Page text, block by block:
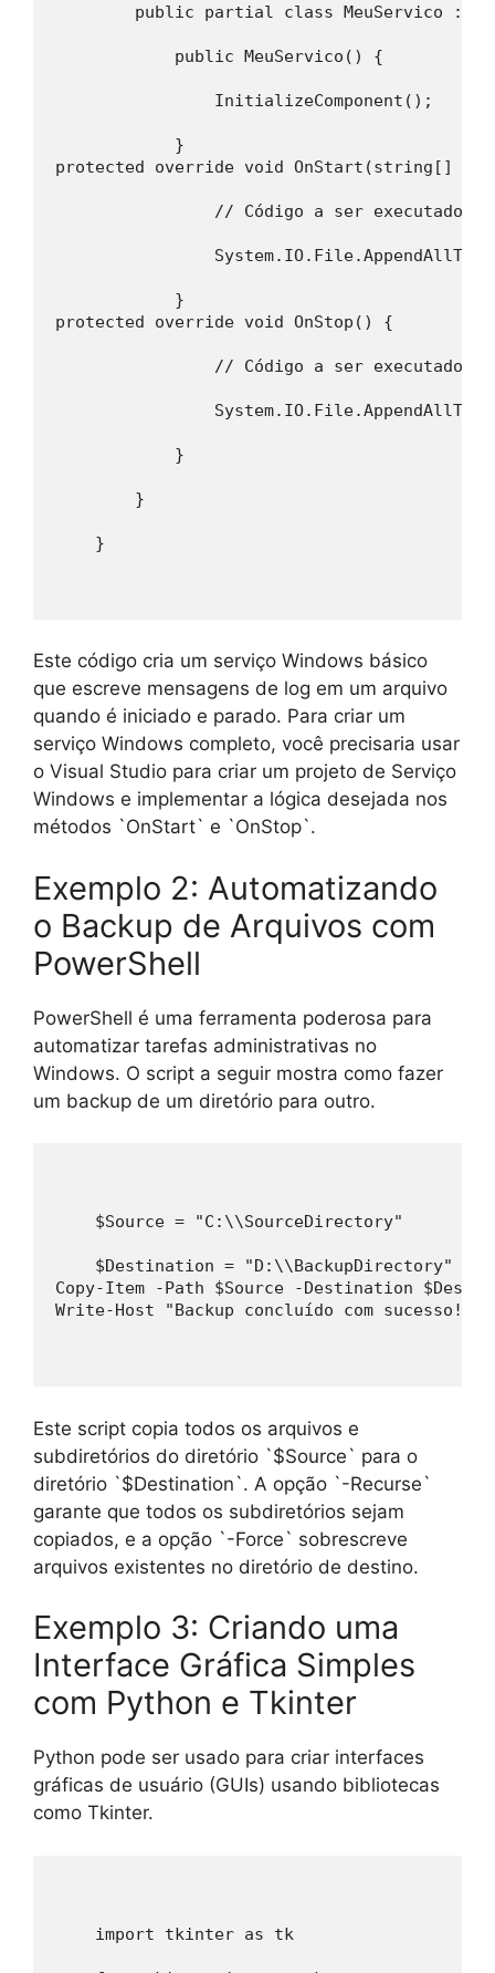
public partial class MeuServico :
            public MeuServico() {
                InitializeComponent();
            }
protected override void OnStart(string[]
// Código a ser executado
            }
protected override void OnStop() {
// Código a ser executado
            }
        }
    }
Este código cria um serviço Windows básico
que escreve mensagens de log em um arquivo
quando é iniciado e parado. Para criar um
serviço Windows completo, você precisaria usar
o Visual Studio para criar um projeto de Serviço
Windows e implementar a lógica desejada nos
métodos `OnStart` e `OnStop`.
Exemplo 2: Automatizando
o Backup de Arquivos com
PowerShell
PowerShell é uma ferramenta poderosa para
automatizar tarefas administrativas no
Windows. O script a seguir mostra como fazer
um backup de um diretório para outro.
    $Source = "C:\\SourceDirectory"
    $Destination = "D:\\BackupDirectory"
Copy-Item -Path $Source -Destination
Write-Host "Backup concluído com sucesso!"
Este script copia todos os arquivos e
subdiretórios do diretório `$Source` para o
diretório `$Destination`. A opção `-Recurse`
garante que todos os subdiretórios sejam
copiados, e a opção `-Force` sobrescreve
arquivos existentes no diretório de destino.
Exemplo 3: Criando uma
Interface Gráfica Simples
com Python e Tkinter
Python pode ser usado para criar interfaces
gráficas de usuário (GUIs) usando bibliotecas
como Tkinter.
    import tkinter as tk